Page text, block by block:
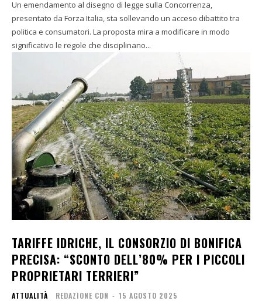
Un emendamento al disegno di legge sulla Concorrenza,
presentato da Forza Italia, sta sollevando un acceso dibattito tra
politica e consumatori. La proposta mira a modificare in modo
significativo le regole che disciplinano...
TARIFFE IDRICHE, IL CONSORZIO DI BONIFICA
PRECISA: “SCONTO DELL’80% PER I PICCOLI
PROPRIETARI TERRIERI”
ATTUALITÀ REDAZIONE CDN - 15 AGOSTO 2025